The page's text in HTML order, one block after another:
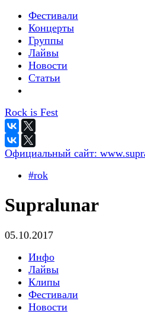
Фестивали
Концерты
Группы
Лайвы
Новости
Статьи
Rock is Fest
Официальный сайт:
#rok
Supralunar
05.10.2017
Инфо
Лайвы
Клипы
Фестивали
Новости